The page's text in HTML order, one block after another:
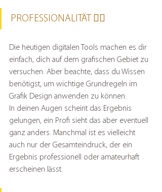
PROFESSIONALITÄT 👍🏻
Die heutigen digitalen Tools machen es dir
einfach, dich auf dem grafischen Gebiet zu
versuchen. Aber beachte, dass du Wissen
benötigst, um wichtige Grundregeln im
Grafik Design anwenden zu können.
In deinen Augen scheint das Ergebnis
gelungen, ein Profi sieht das aber eventuell
ganz anders. Manchmal ist es vielleicht
auch nur der Gesamteindruck, der ein
Ergebnis professionell oder amateurhaft
erscheinen lässt.